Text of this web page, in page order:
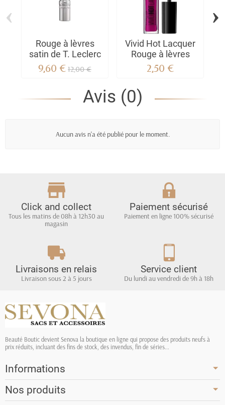
Rouge à lèvres
satin de T. Leclerc
9,60 € 12,00 €
Vivid Hot Lacquer
Rouge à lèvres
2,50 €
‹ ›
Avis (0)
Aucun avis n'a été publié pour le moment.
Click and collect
Tous les matins de 08h à 12h30 au
magasin
Paiement sécurisé
Paiement en ligne 100% sécurisé
Livraisons en relais
Livraison sous 2 à 5 jours
Service client
Du lundi au vendredi de 9h à 18h
Beauté Boutic devient Senova la boutique en ligne qui propose des produits neufs à
prix réduits, incluant des fins de stock, des invendus, fin de séries...
Informations
Nos produits